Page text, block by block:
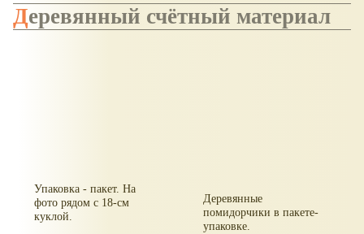
Деревянный счётный материал
Упаковка - пакет. На
фото рядом с 18-см
куклой.
Деревянные
помидорчики в пакете-
упаковке.